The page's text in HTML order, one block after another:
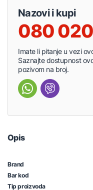
Nazovi i kupi
080
Imate li pitanje u vezi
Saznajte dostupnost
pozivom na broj.
Opis
Brand
Bar kod
Tip proizvoda